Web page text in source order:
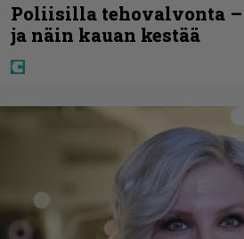
Poliisilla tehovalvonta
ja näin kauan kestää